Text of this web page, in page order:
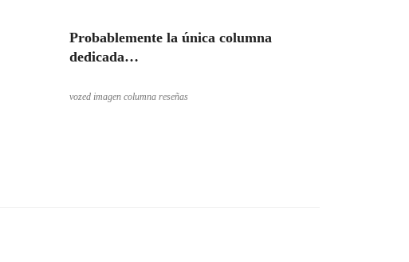
Probablemente la única columna
dedicada…
vozed imagen columna reseñas